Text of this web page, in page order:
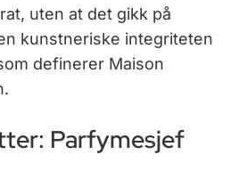
uten at det gikk på
kunstneriske integriteten
definerer Maison
Parfymesjef